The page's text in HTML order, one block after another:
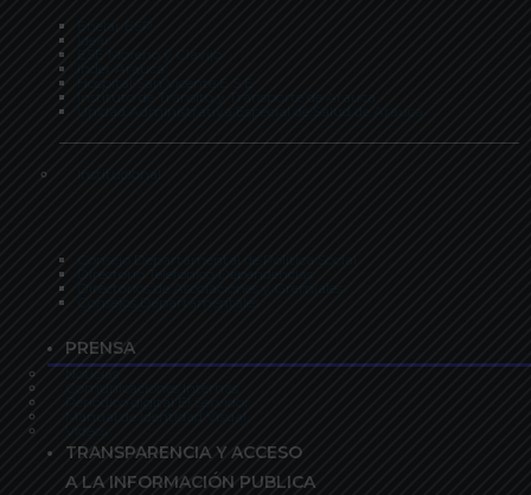
Enelar ESP
Idear
ESE Moreno y Clavijo
Inder Arauca
Hospital San Vicente E.S.E
Instituto de Tránsito y Transporte de Arauca
Unidad Administrativa Especial de Salud de Arauca
Institucional
Consejo Departamental de Política Social
Directorio Telefónico Dependencias
Directorios de Asociaciones y Gremiales
Consejos Departamentales
PRENSA
Noticias
Comunicaciones Internas
Periódico digital El Servidor
Manual de Identidad Visual
Videos
TRANSPARENCIA Y ACCESO
A LA INFORMACIÓN PUBLICA